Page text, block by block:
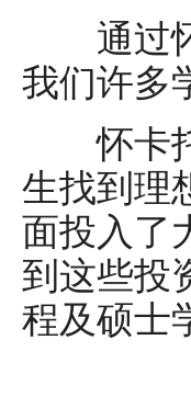
通过怀
我们许多
怀卡托
生找到理
面投入了
到这些投
程及硕士